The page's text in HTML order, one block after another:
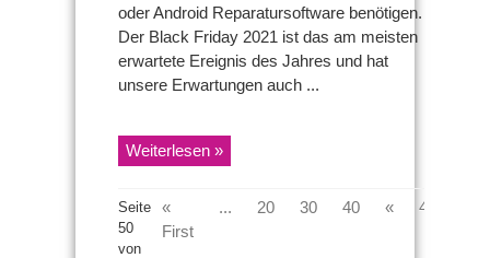
oder Android Reparatursoftware benötigen.
Der Black Friday 2021 ist das am meisten
erwartete Ereignis des Jahres und hat
unsere Erwartungen auch ...
Weiterlesen »
Seite
50
von
«
First
... 20 30 40 « 48